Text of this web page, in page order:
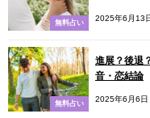
無料占い
2025年6月13
無料占い
進展？後退
音・恋結論
2025年6月6日